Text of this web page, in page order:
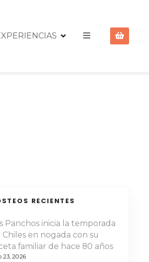
RECIENTES
Panchos inicia la temporada
Chiles en nogada con su
familiar de hace 80 años
23, 2026